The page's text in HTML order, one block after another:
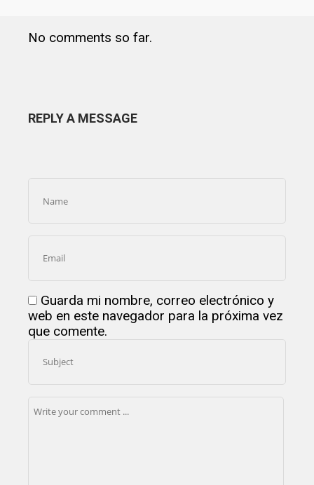
No comments so far.
REPLY A MESSAGE
Guarda mi nombre, correo electrónico y
web en este navegador para la próxima vez
que comente.